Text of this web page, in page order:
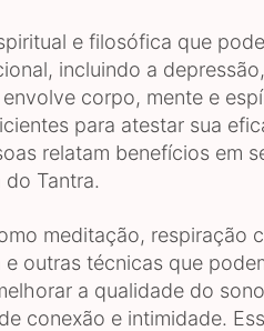
e filosófica que
incluindo a
corpo, mente e
para atestar sua
relatam benefícios em
Tantra.
meditação, respiração
outras técnicas que
a qualidade do
conexão e intimidade.